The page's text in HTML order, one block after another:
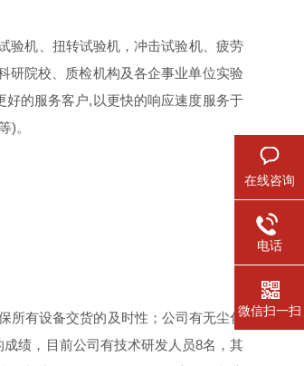
机、扭转试验机，冲击试验机、疲劳
研院校、质检机构及各企事业单位实验
的服务客户,以更快的响应速度服务于
)。
所有设备交货的及时性；公司有无尘化
绩，目前公司有技术研发人员8名，其
在线咨询
电话
微信扫一扫